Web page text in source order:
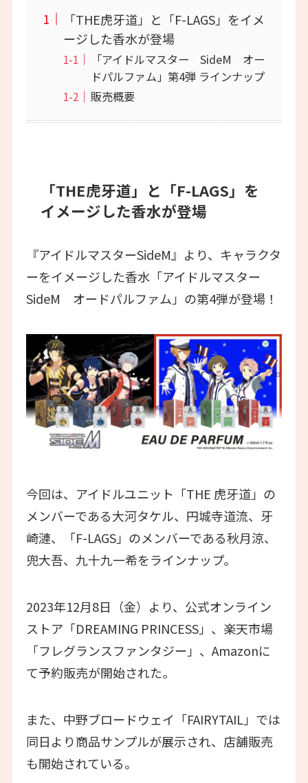
「THE虎牙道」と「F-LAGS」をイメ
ージした香水が登場
「アイドルマスター SideM オー
ドパルファム」第4弾 ラインナップ
販売概要
「THE虎牙道」と「F-LAGS」を
イメージした香水が登場
『アイドルマスターSideM』より、キャラクタ
ーをイメージした香水「アイドルマスター
SideM オードパルファム」の第4弾が登場！
今回は、アイドルユニット「THE 虎牙道」の
メンバーである大河タケル、円城寺道流、牙
崎漣、「F-LAGS」のメンバーである秋月涼、
兜大吾、九十九一希をラインナップ。
2023年12月8日（金）より、公式オンライン
ストア「DREAMING PRINCESS」、楽天市場
「フレグランスファンタジー」、Amazonに
て予約販売が開始された。
また、中野ブロードウェイ「FAIRYTAIL」では
同日より商品サンプルが展示され、店舗販売
も開始されている。